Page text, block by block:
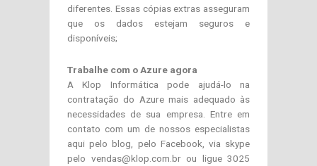
diferentes. Essas cópias extras asseguram
que os dados estejam seguros e
disponíveis;
Trabalhe com o Azure agora
A Klop Informática pode ajudá-lo na
contratação do Azure mais adequado às
necessidades de sua empresa. Entre em
contato com um de nossos especialistas
aqui pelo blog, pelo Facebook, via skype
pelo vendas@klop.com.br ou ligue 3025